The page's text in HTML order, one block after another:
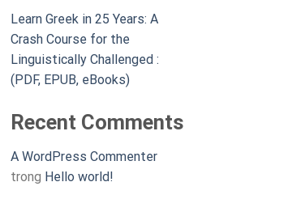
Learn Greek in 25 Years: A
Crash Course for the
Linguistically Challenged :
(PDF, EPUB, eBooks)
Recent Comments
A WordPress Commenter
trong Hello world!